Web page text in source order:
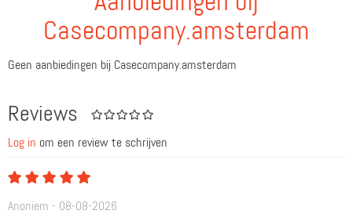
Casecompany.amsterdam
Geen aanbiedingen bij Casecompany.amsterdam
Reviews
Log in om een review te schrijven
Anoniem - 08-08-2026